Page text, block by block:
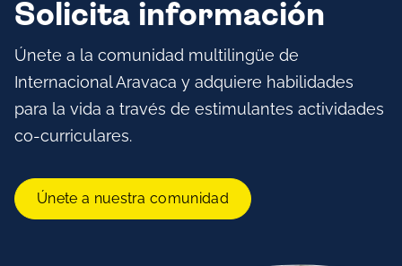
Solicita información
Únete a la comunidad multilingüe de
Internacional Aravaca y adquiere habilidades
para la vida a través de estimulantes actividades
co-curriculares.
Únete a nuestra comunidad